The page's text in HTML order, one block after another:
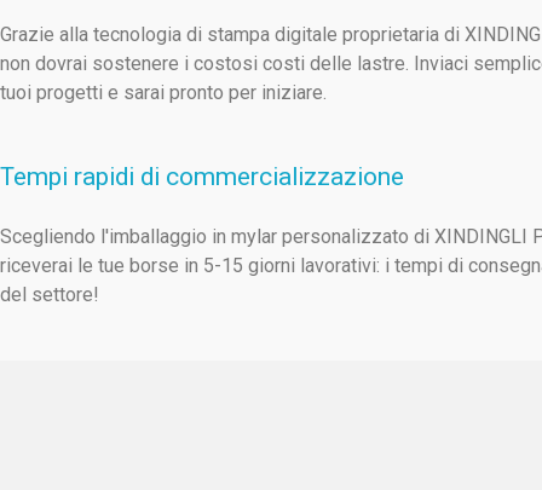
Grazie alla tecnologia di stampa digitale proprietaria di
non dovrai sostenere i costosi costi delle lastre. Inviaci
tuoi progetti e sarai pronto per iniziare.
Tempi rapidi di commercializzazione
Scegliendo l'imballaggio in mylar personalizzato di XINDINGLI
riceverai le tue borse in 5-15 giorni lavorativi: i tempi di
del settore!